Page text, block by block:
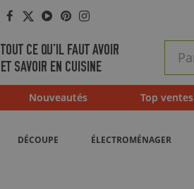
Facebook
Twitter
YouTube
Pinterest
Instagram
TOUT CE QU'IL FAUT AVOIR
ET SAVOIR EN CUISINE
rapide
Nouveautés Top ventes
DÉCOUPE ÉLECTROMÉNAGER